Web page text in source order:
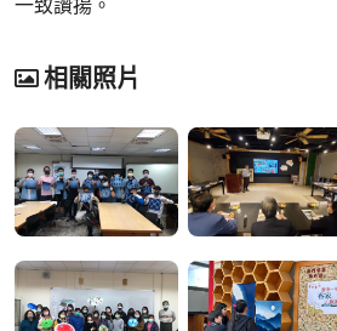
一致讚揚。
相關照片